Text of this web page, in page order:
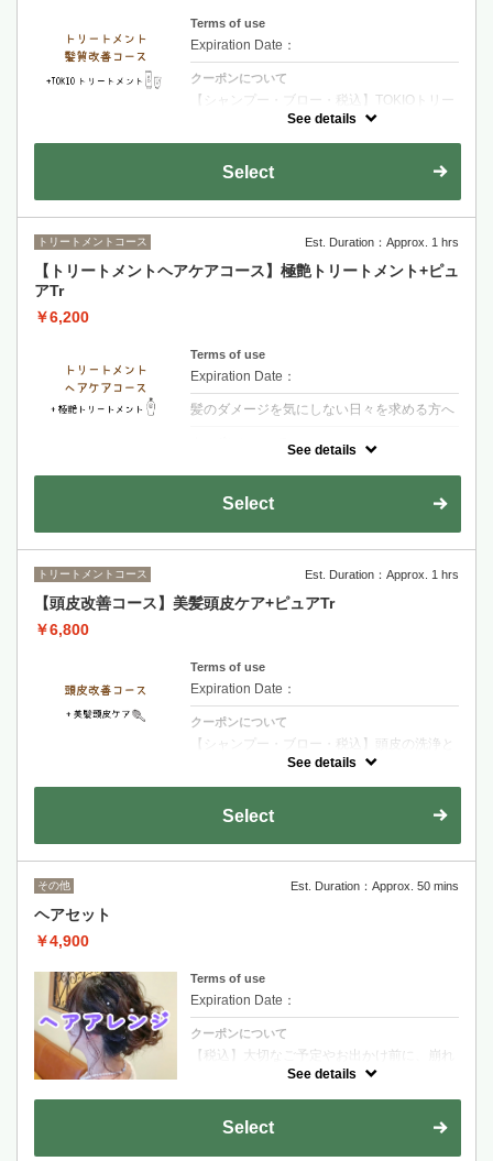
Terms of use
Expiration Date：
クーポンについて
【シャンプー・ブロー・税込】TOKIOトリー
トメント特許技術で髪内部を徹底補修 圧倒的
な艶としなやかさを実現する極上ケア
See details
Select
トリートメントコース Est. Duration：Approx. 1 hrs
【トリートメントヘアケアコース】極艶トリートメント+ピュ
アTr
￥6,200
Terms of use
Expiration Date：
髪のダメージを気にしない日々を求める方へ
養を入れる3段階集中トリートメント艶とま
とまりのある髪へ導きます
See details
Select
トリートメントコース Est. Duration：Approx. 1 hrs
【頭皮改善コース】美髪頭皮ケア+ピュアTr
￥6,800
Terms of use
Expiration Date：
クーポンについて
【シャンプー・ブロー・税込】頭皮の洗浄と
栄養をふんだんに入れて、今ある髪の毛だけ
でなく未来の髪までサポートしていく頭皮ケ
アのメニューです
See details
Select
その他 Est. Duration：Approx. 50 mins
ヘアセット
￥4,900
Terms of use
Expiration Date：
クーポンについて
【税込】大切なご予定やお出かけ前に、崩れ
にくく上品なスタイルに仕上げます。特別な
See details
Select